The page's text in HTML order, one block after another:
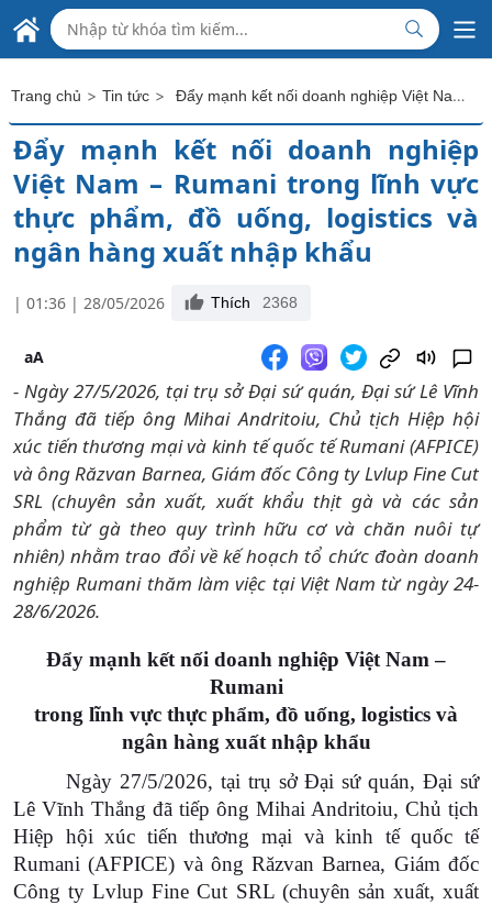
Skip to Main Content
ĐẠI SỨ QUÁN VIỆT NAM
TẠI RUMANI
Trang chủ > Tin tức > Đẩy mạnh kết nối doanh nghiệp Việt Nam – Rumani trong lĩnh vực thực phẩm, đồ uống, logistics và ngân hàng xuất nhập khẩu
Đẩy mạnh kết nối doanh nghiệp
Việt Nam – Rumani trong lĩnh vực
thực phẩm, đồ uống, logistics và
ngân hàng xuất nhập khẩu
| 01:36 | 28/05/2026 Thích 2368
aA
- Ngày 27/5/2026, tại trụ sở Đại sứ quán, Đại sứ Lê Vĩnh
Thắng đã tiếp ông Mihai Andritoiu, Chủ tịch Hiệp hội
xúc tiến thương mại và kinh tế quốc tế Rumani (AFPICE)
và ông Răzvan Barnea, Giám đốc Công ty Lvlup Fine Cut
SRL (chuyên sản xuất, xuất khẩu thịt gà và các sản
phẩm từ gà theo quy trình hữu cơ và chăn nuôi tự
nhiên) nhằm trao đổi về kế hoạch tổ chức đoàn doanh
nghiệp Rumani thăm làm việc tại Việt Nam từ ngày 24-
28/6/2026.
Đẩy mạnh kết nối doanh nghiệp Việt Nam –
Rumani
trong lĩnh vực thực phẩm, đồ uống, logistics và
ngân hàng xuất nhập khẩu
Ngày 27/5/2026, tại trụ sở Đại sứ quán, Đại sứ
Lê Vĩnh Thắng đã tiếp ông Mihai Andritoiu, Chủ tịch
Hiệp hội xúc tiến thương mại và kinh tế quốc tế
Rumani (AFPICE) và ông Răzvan Barnea, Giám đốc
Công ty Lvlup Fine Cut SRL (chuyên sản xuất, xuất